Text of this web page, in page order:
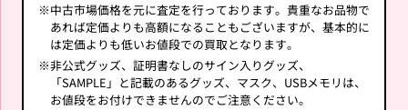
※中古市場価格を元に査定を行っております。貴重なお品物で
あれば定価よりも高額になることもございますが、基本的に
は定価よりも低いお値段での買取となります。
※非公式グッズ、証明書なしのサイン入りグッズ、
「SAMPLE」と記載のあるグッズ、マスク、USBメモリは、
お値段をお付けできませんのでご注意ください。